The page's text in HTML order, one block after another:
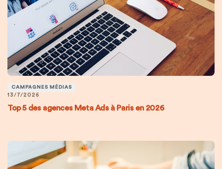
CAMPAGNES MÉDIAS
13/7/2026
Top 5 des agences Meta Ads à Paris en 2026